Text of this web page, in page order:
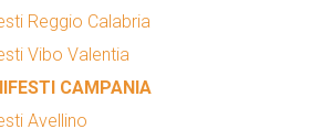
Reggio Calabria
Vibo Valentia
CAMPANIA
Avellino